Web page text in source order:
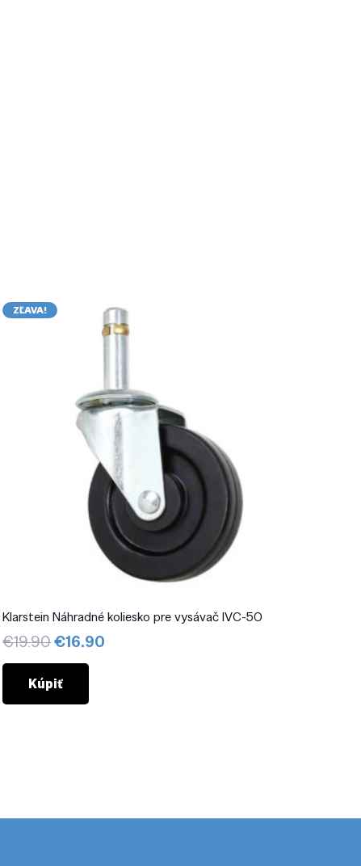
ZĽAVA!
Klarstein Náhradné koliesko pre vysávač IVC-50
€19.90Pôvodná
cena
bola:
€19.90.
€16.90
Kúpiť